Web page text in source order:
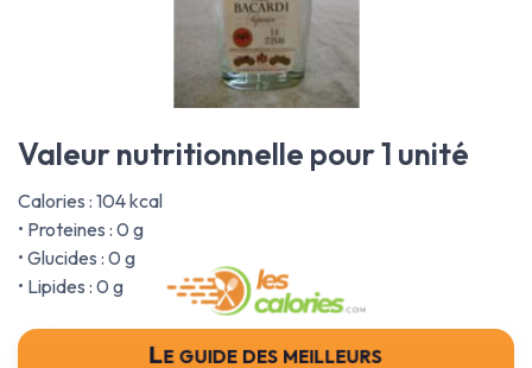
Valeur nutritionnelle pour 1 unité
Calories : 104 kcal
• Proteines : 0 g
• Glucides : 0 g
• Lipides : 0 g
Le guide des meilleurs